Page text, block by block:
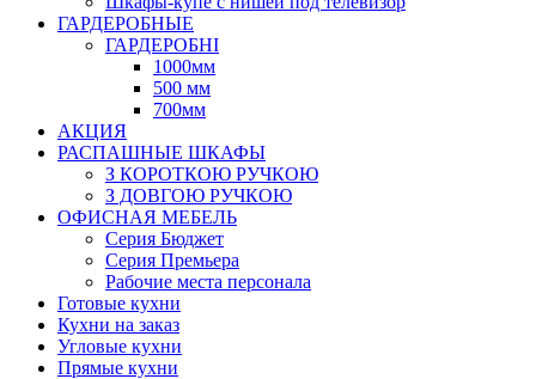
ГАРДЕРОБНЫЕ
ГАРДЕРОБНІ
1000мм
500 мм
700мм
АКЦИЯ
РАСПАШНЫЕ ШКАФЫ
З КОРОТКОЮ РУЧКОЮ
З ДОВГОЮ РУЧКОЮ
ОФИСНАЯ МЕБЕЛЬ
Серия Бюджет
Серия Премьера
Рабочие места персонала
Готовые кухни
Кухни на заказ
Угловые кухни
Прямые кухни